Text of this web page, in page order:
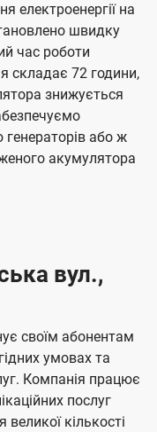
електроенергії на
швидку
час роботи
складає 72 години,
знижується
або ж
акумулятора
вул.,
своїм абонентам
умовах та
Компанія працює
послуг
кількості